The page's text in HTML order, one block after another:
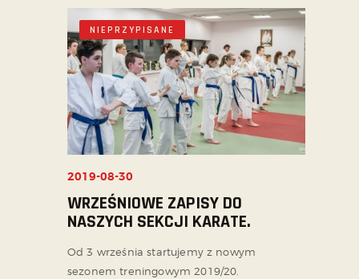
NIEPRZYPISANE
2019-08-30
WRZEŚNIOWE ZAPISY DO
NASZYCH SEKCJI KARATE.
Od 3 września startujemy z nowym
sezonem treningowym 2019/20.